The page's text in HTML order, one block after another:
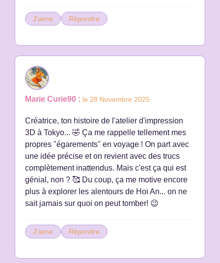
J'aime Répondre
Marie Curie90 : le 28 Novembre 2025
Créatrice, ton histoire de l'atelier d'impression
3D à Tokyo... 🤣 Ça me rappelle tellement mes
propres "égarements" en voyage ! On part avec
une idée précise et on revient avec des trucs
complètement inattendus. Mais c'est ça qui est
génial, non ? 🥰 Du coup, ça me motive encore
plus à explorer les alentours de Hoi An... on ne
sait jamais sur quoi on peut tomber! 😉
J'aime Répondre